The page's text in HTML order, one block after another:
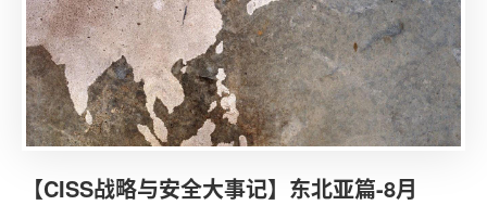
【CISS战略与安全大事记】东北亚篇-8月